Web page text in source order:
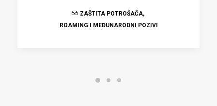
ZAŠTITA POTROŠAČA,
ROAMING I MEĐUNARODNI POZIVI